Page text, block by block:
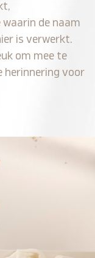
de naam
is verwerkt.
om mee te
herinnering voor